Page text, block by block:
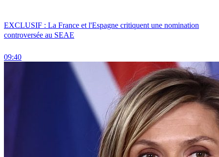
EXCLUSIF : La France et l'Espagne critiquent une nomination
controversée au SEAE
09:40